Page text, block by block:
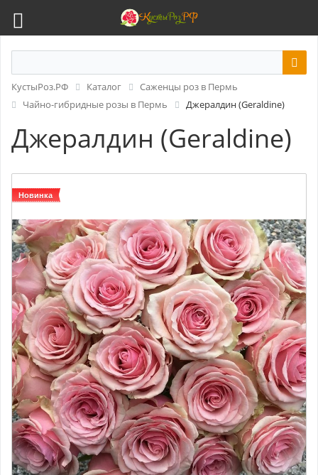
КустыРоз.РФ Каталог
Саженцы роз в Пермь
Чайно-гибридные розы в Пермь
Джералдин (Geraldine)
Джералдин (Geraldine)
Новинка